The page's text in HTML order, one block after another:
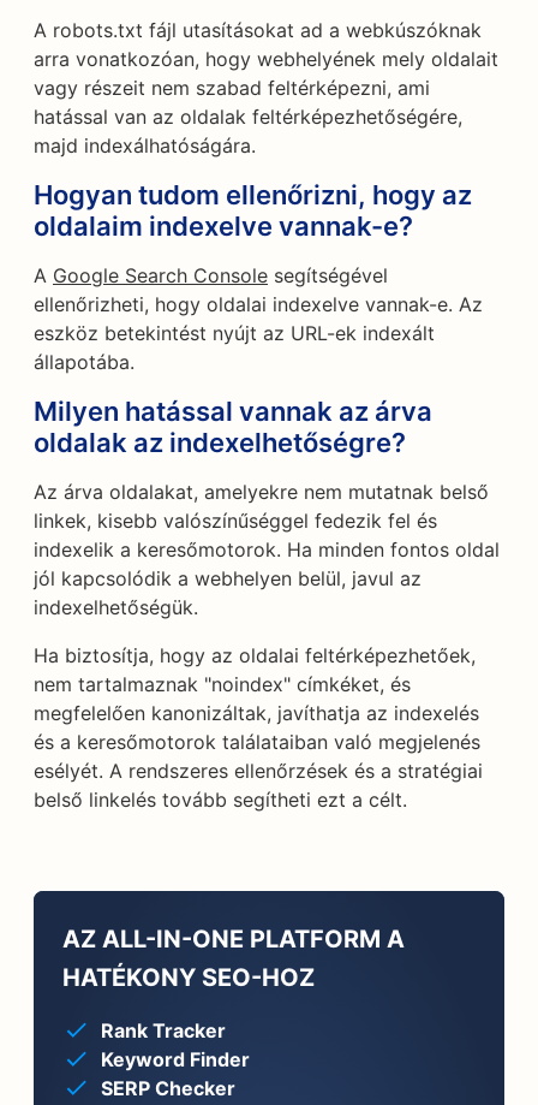
A robots.txt fájl utasításokat ad a webkúszóknak
arra vonatkozóan, hogy webhelyének mely oldalait
vagy részeit nem szabad feltérképezni, ami
hatással van az oldalak feltérképezhetőségére,
majd indexálhatóságára.
Hogyan tudom ellenőrizni, hogy az
oldalaim indexelve vannak-e?
A Google Search Console segítségével
ellenőrizheti, hogy oldalai indexelve vannak-e. Az
eszköz betekintést nyújt az URL-ek indexált
állapotába.
Milyen hatással vannak az árva
oldalak az indexelhetőségre?
Az árva oldalakat, amelyekre nem mutatnak belső
linkek, kisebb valószínűséggel fedezik fel és
indexelik a keresőmotorok. Ha minden fontos oldal
jól kapcsolódik a webhelyen belül, javul az
indexelhetőségük.
Ha biztosítja, hogy az oldalai feltérképezhetőek,
nem tartalmaznak "noindex" címkéket, és
megfelelően kanonizáltak, javíthatja az indexelés
és a keresőmotorok találataiban való megjelenés
esélyét. A rendszeres ellenőrzések és a stratégiai
belső linkelés tovább segítheti ezt a célt.
AZ ALL-IN-ONE PLATFORM A
HATÉKONY SEO-HOZ
Rank Tracker
Keyword Finder
SERP Checker